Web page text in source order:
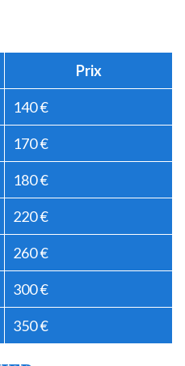
Prix
140 €
170 €
180 €
220 €
260 €
300 €
350 €